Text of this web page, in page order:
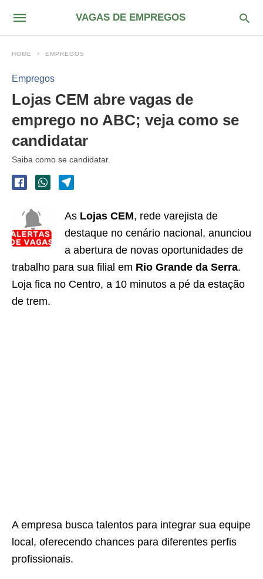
VAGAS DE EMPREGOS
HOME EMPREGOS
Empregos
Lojas CEM abre vagas de
emprego no ABC; veja como se
candidatar
Saiba como se candidatar.
As Lojas CEM, rede varejista de
destaque no cenário nacional, anunciou
a abertura de novas oportunidades de
trabalho para sua filial em Rio Grande da Serra.
Loja fica no Centro, a 10 minutos a pé da estação
de trem.
A empresa busca talentos para integrar sua equipe
local, oferecendo chances para diferentes perfis
profissionais.